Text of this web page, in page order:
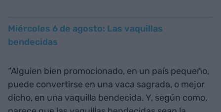
Miércoles 6 de agosto: Las vaquillas
bendecidas
“Alguien bien promocionado, en un país pequeño,
puede convertirse en una vaca sagrada, o mejor
dicho, en una vaquilla bendecida. Y, según como,